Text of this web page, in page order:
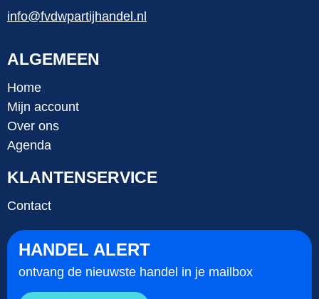
info@fvdwpartijhandel.nl
ALGEMEEN
Home
Mijn account
Over ons
Agenda
KLANTENSERVICE
Contact
HANDEL ALERT
ontvang de nieuwste handel in je mailbox